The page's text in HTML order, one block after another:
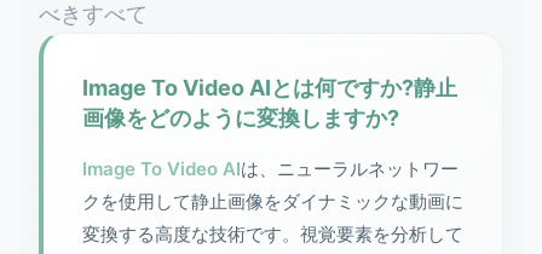
べきすべて
Image To Video AIとは何ですか?静止
画像をどのように変換しますか?
Image To Video AIは、ニューラルネットワー
クを使用して静止画像をダイナミックな動画に
変換する高度な技術です。視覚要素を分析して